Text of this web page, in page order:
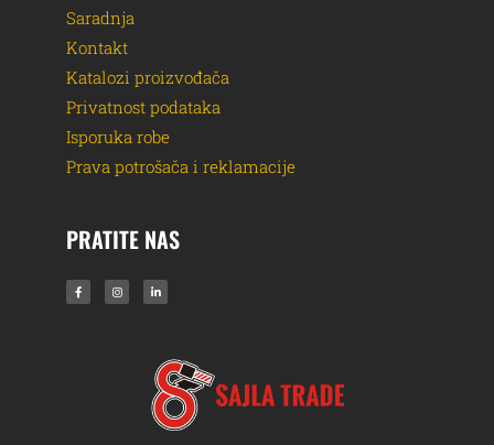
Saradnja
Kontakt
Katalozi proizvođača
Privatnost podataka
Isporuka robe
Prava potrošača i reklamacije
PRATITE NAS